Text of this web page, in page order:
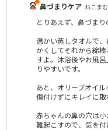
鼻づまりケア ねこま
とりあえず、鼻づま
温かい蒸しタオルで
かくしてそれから綿
すよ。沐浴後やお風
りやすいです。
あと、オリーブオイ
傷付けずにキレイに取
赤ちゃんの鼻の穴は
難起こすので、気を付